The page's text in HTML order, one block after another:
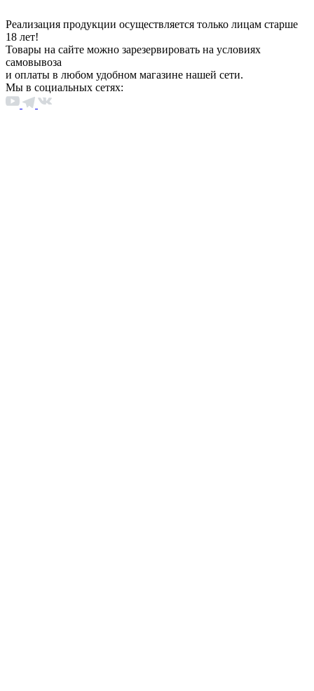
Реализация продукции осуществляется только лицам старше
18 лет!
Товары на сайте можно зарезервировать на условиях
самовывоза
и оплаты в любом удобном магазине нашей сети.
Мы в социальных сетях: